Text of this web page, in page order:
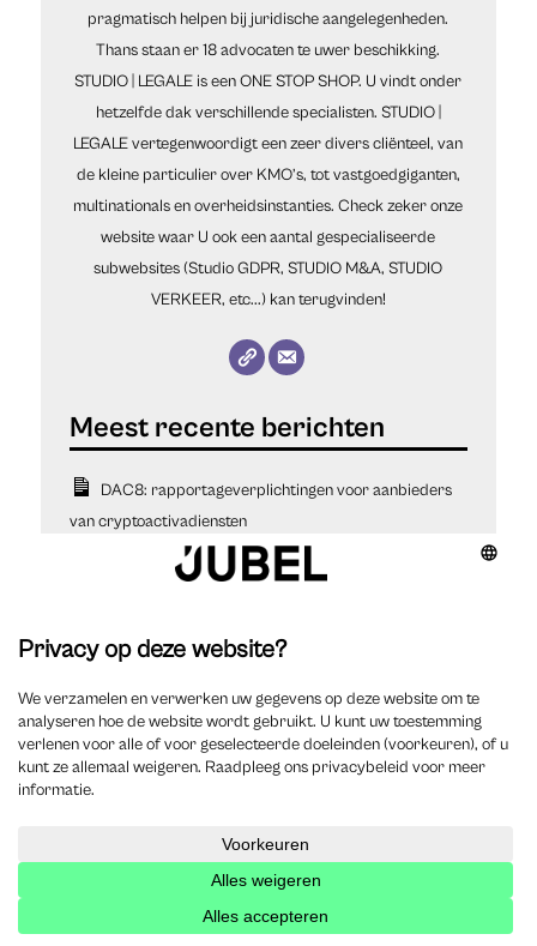
pragmatisch helpen bij juridische aangelegenheden.
Thans staan er 18 advocaten te uwer beschikking.
STUDIO | LEGALE is een ONE STOP SHOP. U vindt onder
hetzelfde dak verschillende specialisten. STUDIO |
LEGALE vertegenwoordigt een zeer divers cliënteel, van
de kleine particulier over KMO’s, tot vastgoedgiganten,
multinationals en overheidsinstanties. Check zeker onze
website waar U ook een aantal gespecialiseerde
subwebsites (Studio GDPR, STUDIO M&A, STUDIO
VERKEER, etc...) kan terugvinden!
DAC8: rapportageverplichtingen voor aanbieders
van cryptoactivadiensten
Kennisgeving ontslag om dringende reden via
elektronische aangetekende brief
Joost Peeters is medeoprichter en partner bij Studio
Legale. Joost begon zijn studie rechten in Antwerpen en
beëindigde deze via Leuven en Rome. In 2001 werd hij lid